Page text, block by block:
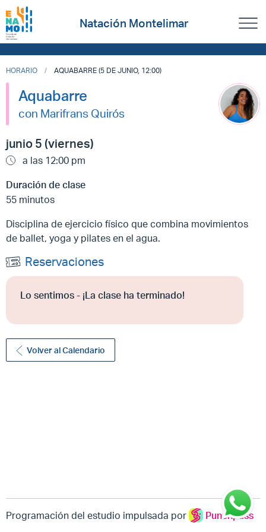
Natación Montelimar
HORARIO AQUABARRE (5 DE JUNIO, 12:00)
Aquabarre
con Marifrans Quirós
junio 5 (viernes)
a las 12:00 pm
Duración de clase
55 minutos
Disciplina de ejercicio físico que combina movimientos
de ballet, yoga y pilates en el agua.
Reservaciones
Lo sentimos - ¡La clase ha terminado!
Volver al Calendario
Programación del estudio impulsada por Punchpass